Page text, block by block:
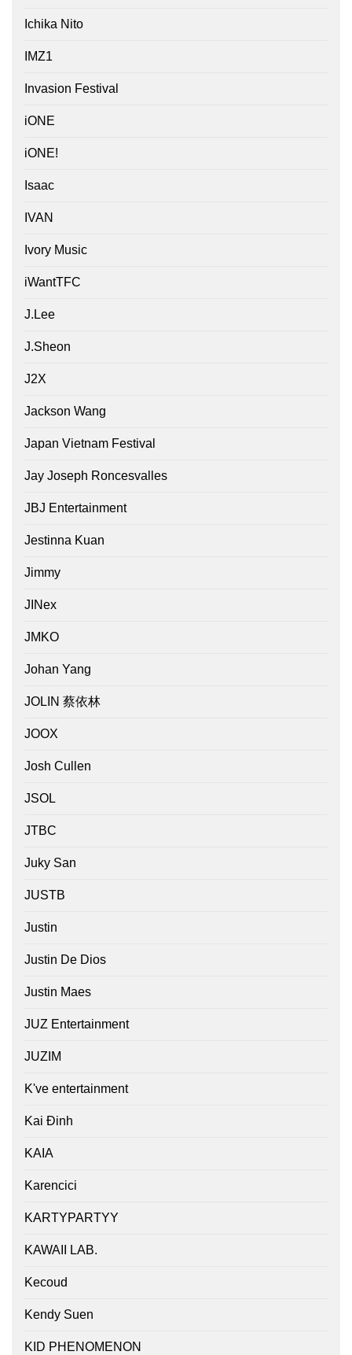
Ichika Nito
IMZ1
Invasion Festival
iONE
iONE!
Isaac
IVAN
Ivory Music
iWantTFC
J.Lee
J.Sheon
J2X
Jackson Wang
Japan Vietnam Festival
Jay Joseph Roncesvalles
JBJ Entertainment
Jestinna Kuan
Jimmy
JINex
JMKO
Johan Yang
JOLIN 蔡依林
JOOX
Josh Cullen
JSOL
JTBC
Juky San
JUSTB
Justin
Justin De Dios
Justin Maes
JUZ Entertainment
JUZIM
K've entertainment
Kai Đinh
KAIA
Karencici
KARTYPARTYY
KAWAII LAB.
Kecoud
Kendy Suen
KID PHENOMENON